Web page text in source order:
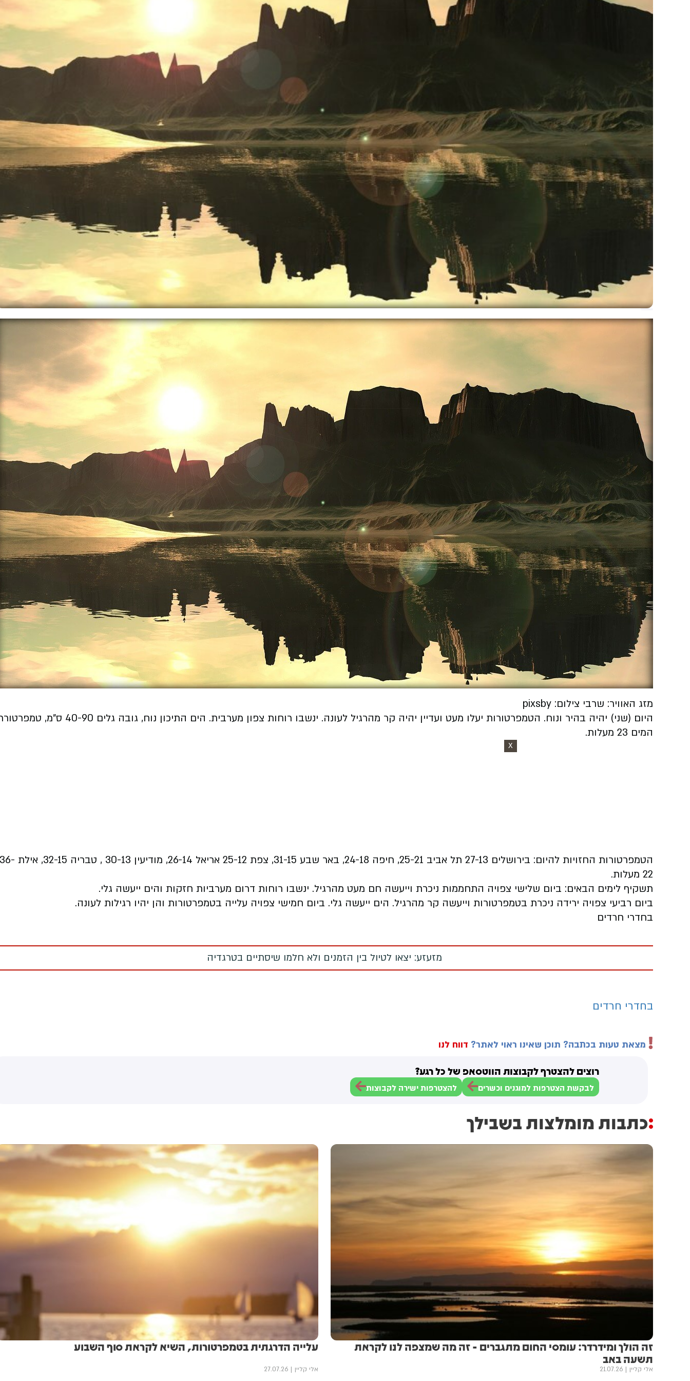
מזג האוויר: שרבי צילום: pixsby
היום (שני) יהיה בהיר ונוח. הטמפרטורות יעלו מעט ועדיין יהיה קר מהרגיל לעונה. ינשבו רוחות צפון מערבית. הים התיכון נוח, גובה גלים 40-90
המים 23 מעלות.
X
הטמפרטורות החזויות להיום: בירושלים 27-13 תל אביב 25-21, חיפה 24-18, באר שבע 31-15, צפת 25-12 אריאל 26-14, מודיעין 30-13 , טבריה 32-15, אילת 36-
22 מעלות.
תשקיף לימים הבאים: ביום שלישי צפויה התחממות ניכרת וייעשה חם מעט מהרגיל. ינשבו רוחות דרום מערביות חזקות והים ייעשה גלי.
ביום רביעי צפויה ירידה ניכרת בטמפרטורות וייעשה קר מהרגיל. הים ייעשה גלי. ביום חמישי צפויה עלייה בטמפרטורות והן יהיו רגילות לעונה.
בחדרי חרדים
מזעזע: יצאו לטיול בין הזמנים ולא חלמו שיסתיים בטרגדיה
בחדרי חרדים
מצאת טעות בכתבה? תוכן שאינו ראוי לאתר? דווח לנו
רוצים להצטרף לקבוצות הווטסאפ של כל רגע?
לבקשת הצטרפות למוגנים וכשרים להצטרפות ישירה לקבוצות
כתבות מומלצות בשבילך
זה הולך ומידרדר: עומסי החום מתגברים - זה מה שמצפה לנו לקראת
תשעה באב
אלי קליין 21.07.26
עלייה הדרגתית בטמפרטורות, השיא לקראת סוף השבוע
אלי קליין 27.07.26